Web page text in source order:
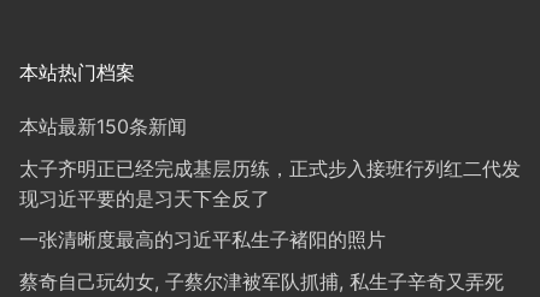
本站热门档案
本站最新150条新闻
太子齐明正已经完成基层历练，正式步入接班行列红二代发
现习近平要的是习天下全反了
一张清晰度最高的习近平私生子褚阳的照片
蔡奇自己玩幼女, 子蔡尔津被军队抓捕, 私生子辛奇又弄死